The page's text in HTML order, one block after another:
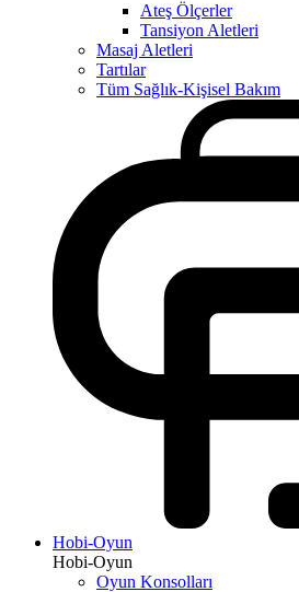
Ateş Ölçerler
Tansiyon Aletleri
Masaj Aletleri
Tartılar
Tüm Sağlık-Kişisel Bakım
Hobi-Oyun
Hobi-Oyun
Oyun Konsolları